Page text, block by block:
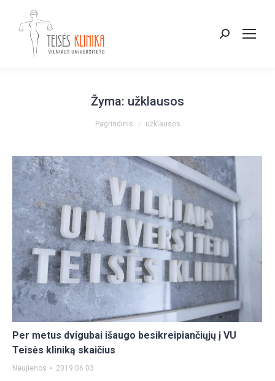
Paieška:
Žyma: užklausos
You are here:
Pagrindinis užklausos
Per metus dvigubai išaugo besikreipiančiųjų į VU
Teisės kliniką skaičius
Naujienos 2019 06 03